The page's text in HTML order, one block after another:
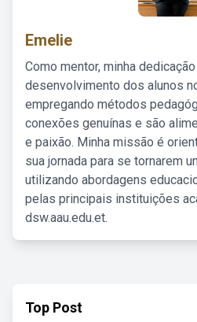
Emelie
Como mentor, minha
desenvolvimento dos alunos
empregando métodos
conexões genuínas e são
e paixão. Minha missão é
sua jornada para se tornarem
utilizando abordagens
pelas principais instituições
dsw.aau.edu.et.
Top Post